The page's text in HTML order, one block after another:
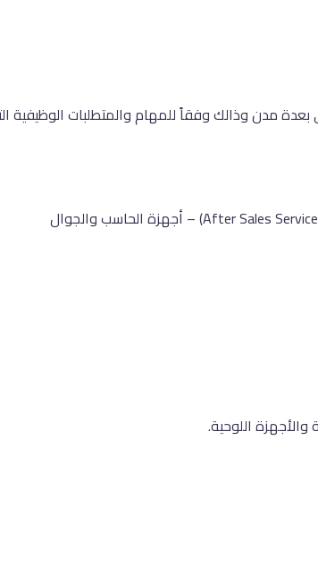
مدن وذالك وفقاً للمهام والمتطلبات الوظيفية
اللوحية.